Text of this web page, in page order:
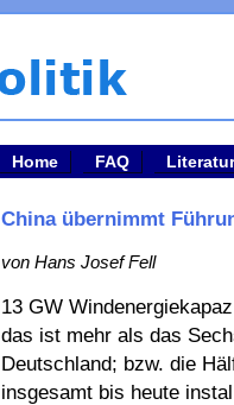
Home FAQ
China übernimmt
von Hans Josef Fell
13 GW
das ist mehr als das
Deutschland; bzw. die
insgesamt bis heute